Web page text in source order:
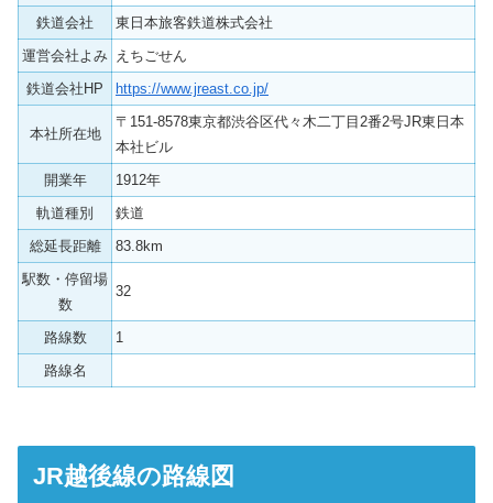
鉄道会社
東日本旅客鉄道株式会社
運営会社よみ えちごせん
鉄道会社HP
https://www.jreast.co.jp/
本社所在地
〒151-8578東京都渋谷区代々木二丁目2番2号JR東日本
本社ビル
開業年
1912年
軌道種別
鉄道
総延長距離
83.8km
駅数・停留場
数
32
路線数
1
路線名
JR越後線の路線図